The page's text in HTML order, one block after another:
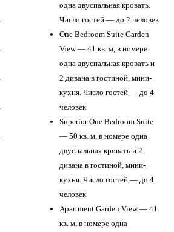
одна двуспальная кровать.
Число гостей — до 2 человек
One Bedroom Suite Garden
View — 41 кв. м, в номере
одна двуспальная кровать и
2 дивана в гостиной, мини-
кухня. Число гостей — до 4
человек
Superior One Bedroom Suite
— 50 кв. м, в номере одна
двуспальная кровать и 2
дивана в гостиной, мини-
кухня. Число гостей — до 4
человек
Apartment Garden View — 41
кв. м, в номере одна